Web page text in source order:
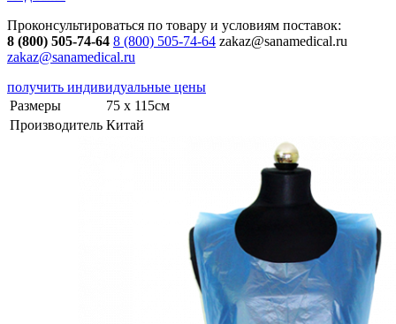
Проконсультироваться по товару и условиям поставок:
8 (800) 505-74-64 8 (800) 505-74-64 zakaz@sanamedical.ru
zakaz@sanamedical.ru
получить индивидуальные цены
Размеры
75 х 115см
Производитель Китай